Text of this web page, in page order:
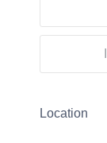
Location